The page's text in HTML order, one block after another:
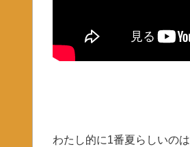
わたし的に1番夏らしいのは